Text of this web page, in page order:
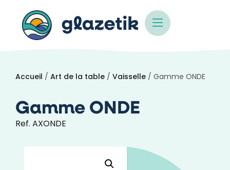
Accueil / Art de la table / Vaisselle / Gamme ONDE
Gamme ONDE
Ref. AXONDE